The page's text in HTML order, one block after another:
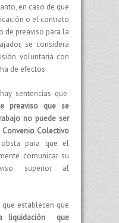
en caso de que
o el contrato
de preaviso para la
se considera
voluntaria con
de efectos.
sentencias que
preaviso que se
no puede ser
Colectivo
para que el
comunicar su
superior al
establecen que
liquidación que